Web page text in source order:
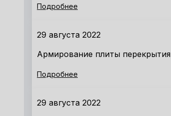
Подробнее
29 августа 2022
Армирование плиты перекрытия
Подробнее
29 августа 2022